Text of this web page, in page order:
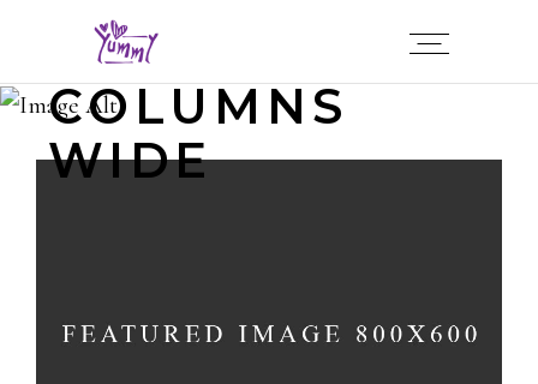
FIVE
COLUMNS
WIDE
LEMON CAKE
Cakes